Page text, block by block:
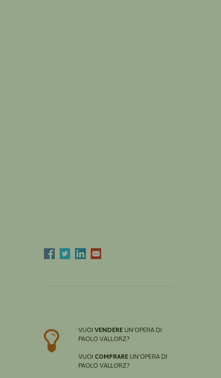
VUOI VENDERE UN'OPERA DI
PAOLO VALLORZ?
VUOI COMPRARE UN'OPERA DI
PAOLO VALLORZ?